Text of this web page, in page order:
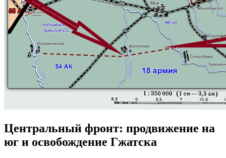
Центральный фронт: продвижение на
юг и освобождение Гжатска